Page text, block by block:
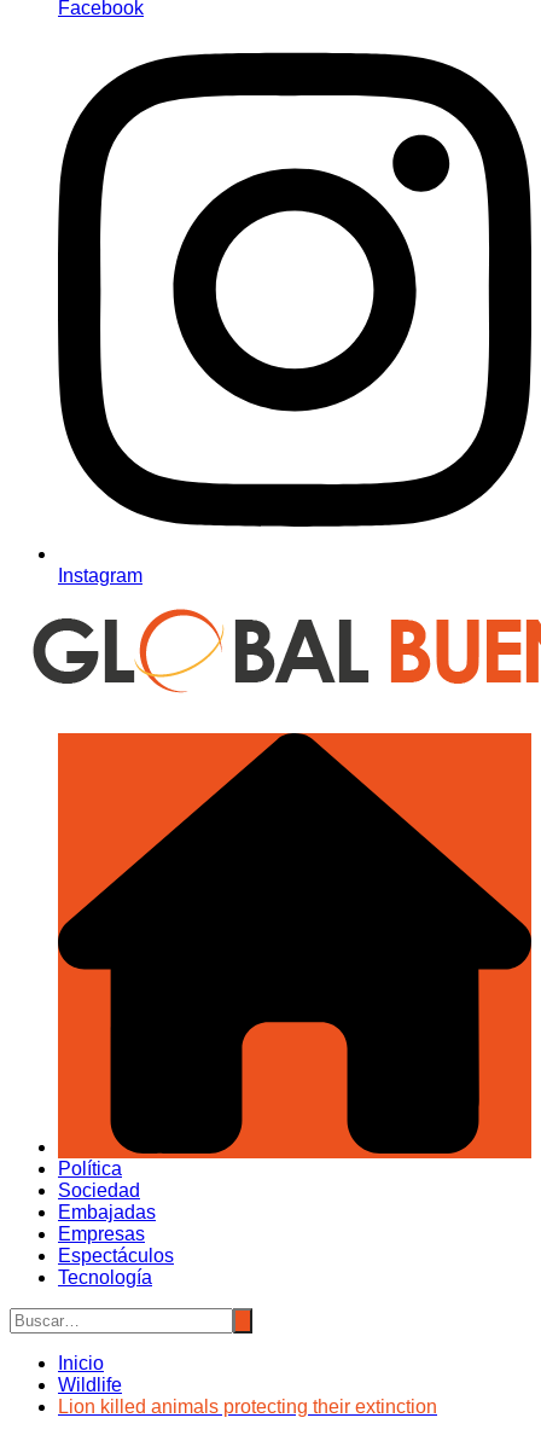
Facebook
Instagram
Política
Sociedad
Embajadas
Empresas
Espectáculos
Tecnología
Inicio
Wildlife
Lion killed animals protecting their extinction